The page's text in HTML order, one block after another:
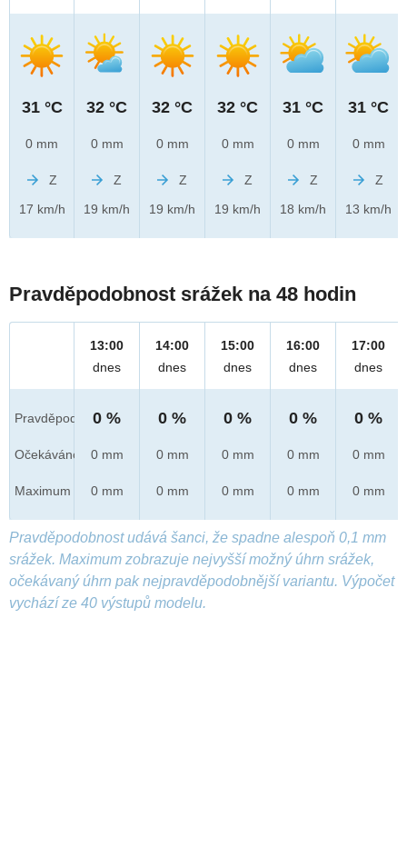
31 °C
0 mm
Z
17 km/h
32 °C
0 mm
Z
19 km/h
32 °C
0 mm
Z
19 km/h
32 °C
0 mm
Z
19 km/h
31 °C
0 mm
Z
18 km/h
31 °C
0 mm
Z
13 km/h
Pravděpodobnost srážek na 48 hodin
Pravděpod.
Očekáváno
Maximum
13:00
dnes
0 %
0 mm
0 mm
14:00
dnes
0 %
0 mm
0 mm
15:00
dnes
0 %
0 mm
0 mm
16:00
dnes
0 %
0 mm
0 mm
17:00
dnes
0 %
0 mm
0 mm
Pravděpodobnost udává šanci, že spadne alespoň 0,1 mm
srážek. Maximum zobrazuje nejvyšší možný úhrn srážek,
očekávaný úhrn pak nejpravděpodobnější variantu. Výpočet
vychází ze 40 výstupů modelu.